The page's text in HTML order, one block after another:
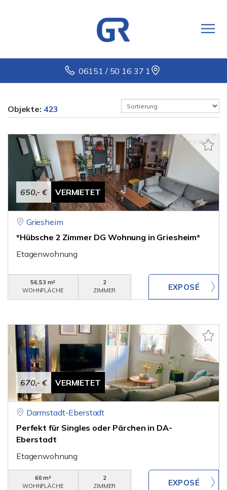
06151 / 50 16 37 1
Objekte: 423
650,- € VERMIETET
Griesheim
*Hübsche 2 Zimmer DG Wohnung in Griesheim*
Etagenwohnung
56,53 m²
WOHNFLÄCHE
2
ZIMMER
670,- € VERMIETET
Darmstadt-Eberstadt
Perfekt für Singles oder Pärchen in DA-
Eberstadt
Etagenwohnung
60 m²
WOHNFLÄCHE
2
ZIMMER